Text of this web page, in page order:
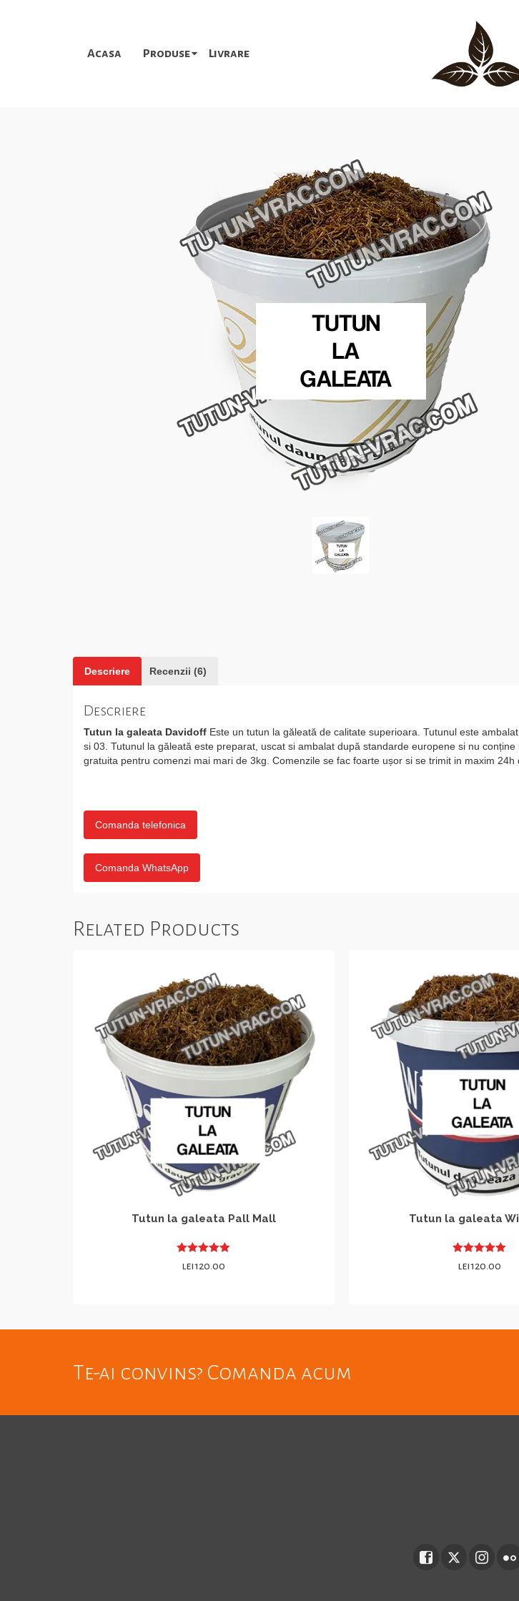
Acasa Produse Livrare
Descriere Recenzii (6)
Descriere
Tutun la galeata Davidoff Este un tutun la găleată de calitate superioara. Tutunul este
si 03. Tutunul la găleată este preparat, uscat si ambalat după standarde europene si nu
gratuita pentru comenzi mai mari de 3kg. Comenzile se fac foarte ușor si se trimit in maxim 24h
Comanda telefonica
Comanda WhatsApp
Related Products
Tutun la galeata Pall Mall
Evaluat la
5.00din 5
lei120.00
Tutun la galeata
Evaluat la
5.00din 5
lei120.00
Te-ai convins? Comanda acum